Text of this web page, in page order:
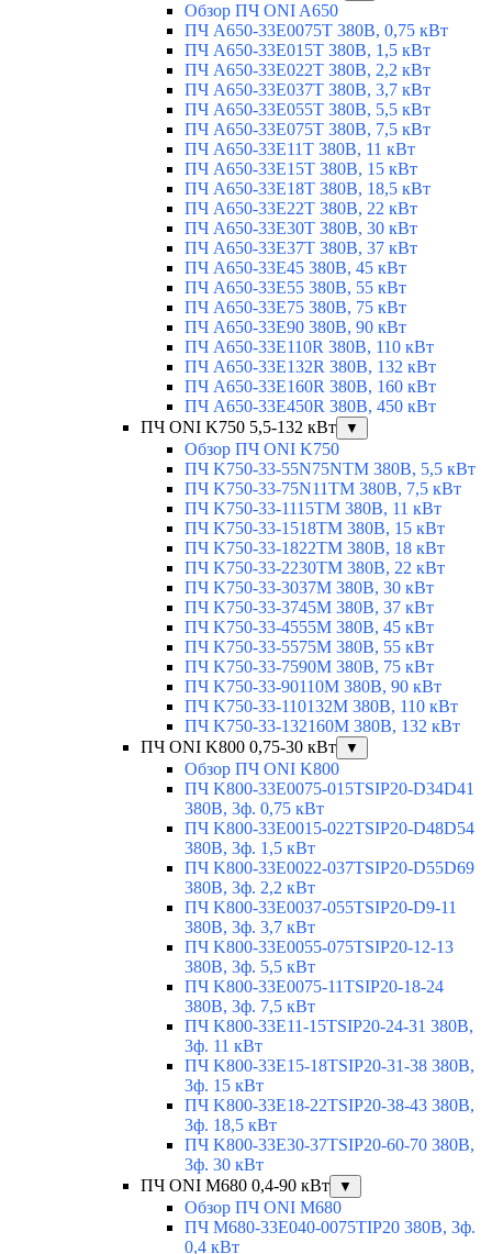
Обзор ПЧ ONI A650
ПЧ A650-33E0075T 380В, 0,75 кВт
ПЧ A650-33E015T 380В, 1,5 кВт
ПЧ A650-33E022T 380В, 2,2 кВт
ПЧ A650-33E037T 380В, 3,7 кВт
ПЧ A650-33E055T 380В, 5,5 кВт
ПЧ A650-33E075T 380В, 7,5 кВт
ПЧ A650-33E11T 380В, 11 кВт
ПЧ A650-33E15T 380В, 15 кВт
ПЧ A650-33E18T 380В, 18,5 кВт
ПЧ A650-33E22T 380В, 22 кВт
ПЧ A650-33E30T 380В, 30 кВт
ПЧ A650-33E37T 380В, 37 кВт
ПЧ A650-33E45 380В, 45 кВт
ПЧ A650-33E55 380В, 55 кВт
ПЧ A650-33E75 380В, 75 кВт
ПЧ A650-33E90 380В, 90 кВт
ПЧ A650-33E110R 380В, 110 кВт
ПЧ A650-33E132R 380В, 132 кВт
ПЧ A650-33E160R 380В, 160 кВт
ПЧ A650-33E450R 380В, 450 кВт
ПЧ ONI K750 5,5-132 кВт
▼
Обзор ПЧ ONI K750
ПЧ K750-33-55N75NTM 380В, 5,5 кВт
ПЧ K750-33-75N11TM 380В, 7,5 кВт
ПЧ K750-33-1115TM 380В, 11 кВт
ПЧ K750-33-1518TM 380В, 15 кВт
ПЧ K750-33-1822TM 380В, 18 кВт
ПЧ K750-33-2230TM 380В, 22 кВт
ПЧ K750-33-3037M 380В, 30 кВт
ПЧ K750-33-3745M 380В, 37 кВт
ПЧ K750-33-4555M 380В, 45 кВт
ПЧ K750-33-5575M 380В, 55 кВт
ПЧ K750-33-7590M 380В, 75 кВт
ПЧ K750-33-90110M 380В, 90 кВт
ПЧ K750-33-110132M 380В, 110 кВт
ПЧ K750-33-132160M 380В, 132 кВт
ПЧ ONI K800 0,75-30 кВт
▼
Обзор ПЧ ONI K800
ПЧ K800-33E0075-015TSIP20-D34D41
380В, 3ф. 0,75 кВт
ПЧ K800-33E0015-022TSIP20-D48D54
380В, 3ф. 1,5 кВт
ПЧ K800-33E0022-037TSIP20-D55D69
380В, 3ф. 2,2 кВт
ПЧ K800-33E0037-055TSIP20-D9-11
380В, 3ф. 3,7 кВт
ПЧ K800-33E0055-075TSIP20-12-13
380В, 3ф. 5,5 кВт
ПЧ K800-33E0075-11TSIP20-18-24
380В, 3ф. 7,5 кВт
ПЧ K800-33E11-15TSIP20-24-31 380В,
3ф. 11 кВт
ПЧ K800-33E15-18TSIP20-31-38 380В,
3ф. 15 кВт
ПЧ K800-33E18-22TSIP20-38-43 380В,
3ф. 18,5 кВт
ПЧ K800-33E30-37TSIP20-60-70 380В,
3ф. 30 кВт
ПЧ ONI M680 0,4-90 кВт
▼
Обзор ПЧ ONI M680
ПЧ M680-33E040-0075TIP20 380В, 3ф.
0,4 кВт